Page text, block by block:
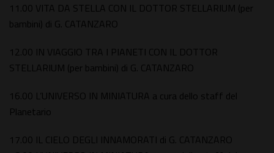
11.00 VITA DA STELLA CON IL DOTTOR STELLARIUM (per
bambini) di G. CATANZARO
12.00 IN VIAGGIO TRA I PIANETI CON IL DOTTOR
STELLARIUM (per bambini) di G. CATANZARO
16.00 L’UNIVERSO IN MINIATURA a cura dello staff del
Planetario
17.00 IL CIELO DEGLI INNAMORATI di G. CATANZARO